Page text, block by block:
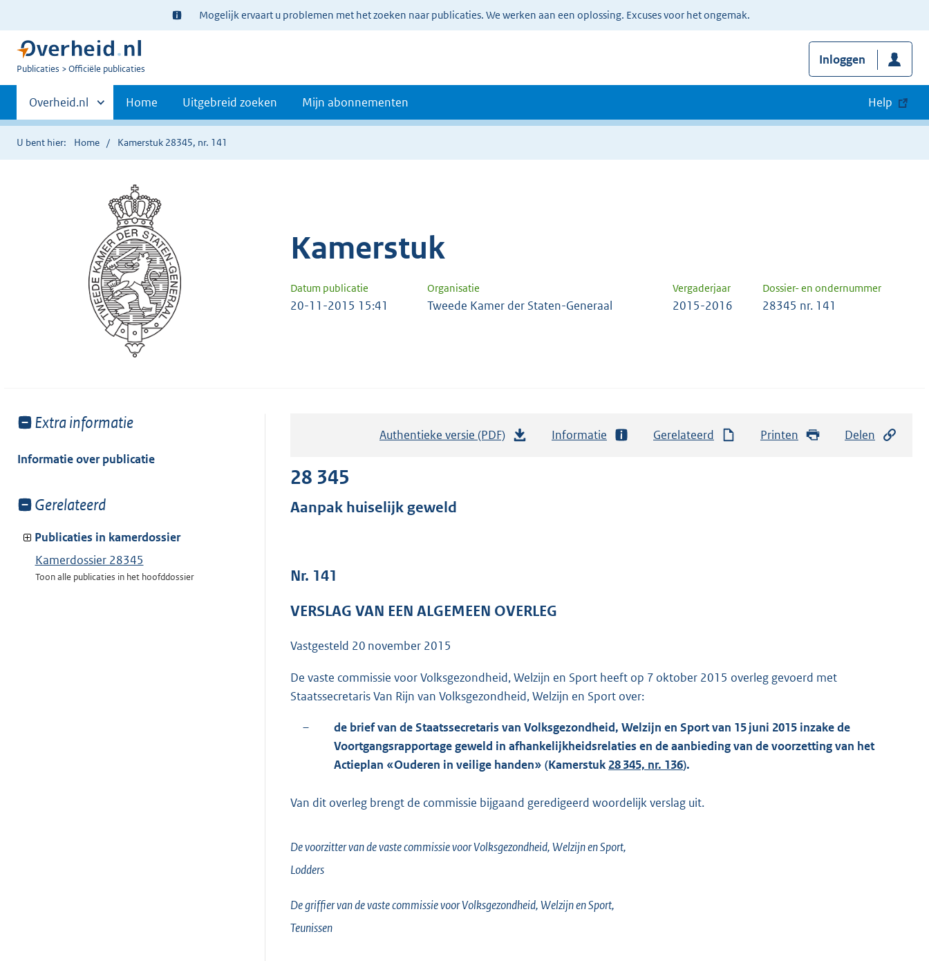
Ter
informatie:
Mogelijk ervaart u problemen met het zoeken naar publicaties. We werken aan een oplossing. Excuses voor het ongemak.
U
Publicaties Officiële publicaties
Inloggen
Primaire
navigatie
Andere
sites
binnen
Overheid.nl Home Uitgebreid zoeken Mijn abonnementen Help
U bent hier: Home Kamerstuk 28345, nr. 141
Kamerstuk
Datum publicatie Organisatie Vergaderjaar Dossier- en ondernummer
20-11-2015 15:41 Tweede Kamer der Staten-Generaal 2015-2016 28345 nr. 141
Toon
van:
Extra informatie
Informatie over publicatie
Toon
van:
Gerelateerd
Publicaties in kamerdossier
Kamerdossier 28345
Toon alle publicaties in het hoofddossier
Authentieke versie (PDF)
r
t
e
1
2
9
b
Informatie Gerelateerd Printen Delen
28 345
Aanpak huiselijk geweld
Nr. 141
VERSLAG VAN EEN ALGEMEEN OVERLEG
Vastgesteld 20 november 2015
De vaste commissie voor Volksgezondheid, Welzijn en Sport heeft op 7 oktober 2015 overleg gevoerd met
Staatssecretaris Van Rijn van Volksgezondheid, Welzijn en Sport over:
–
de brief van de Staatssecretaris van Volksgezondheid, Welzijn en Sport van 15 juni 2015 inzake de
Voortgangsrapportage geweld in afhankelijkheidsrelaties en de aanbieding van de voorzetting van het
Actieplan «Ouderen in veilige handen» (Kamerstuk 28 345, nr. 136).
Van dit overleg brengt de commissie bijgaand geredigeerd woordelijk verslag uit.
De voorzitter van de vaste commissie voor Volksgezondheid, Welzijn en Sport,
Lodders
De griffier van de vaste commissie voor Volksgezondheid, Welzijn en Sport,
Teunissen